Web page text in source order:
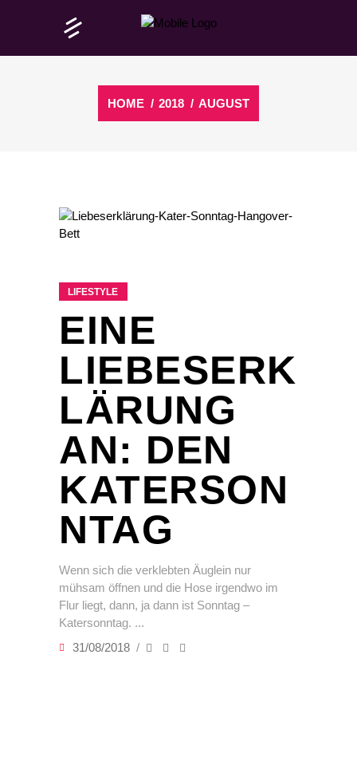
HOME / 2018 / AUGUST
LIFESTYLE
EINE
LIEBESERK
LÄRUNG
AN: DEN
KATERSON
NTAG
Wenn sich die verklebten Äuglein nur
mühsam öffnen und die Hose irgendwo im
Flur liegt, dann, ja dann ist Sonntag –
Katersonntag.
31/08/2018